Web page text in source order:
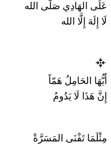
عَلَى الهَادِي صَلَّى الله
لَا إِلَهَ إِلَّا الله
أَيُّهَا الحَامِلُ هَمّاً
إِنَّ هَذَا لَا يَدُومُ
مِثْلَمَا تَفْنَى المَسَرَّةْ